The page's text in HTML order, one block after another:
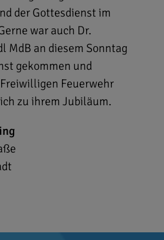
der Gottesdienst im
war auch Dr.
MdB an diesem Sonntag
gekommen und
Feuerwehr
zu ihrem Jubiläum.